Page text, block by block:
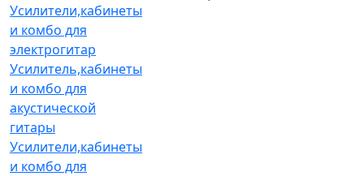
Усилители,кабинеты
и комбо для
электрогитар
Усилитель,кабинеты
и комбо для
акустической
гитары
Усилители,кабинеты
и комбо для